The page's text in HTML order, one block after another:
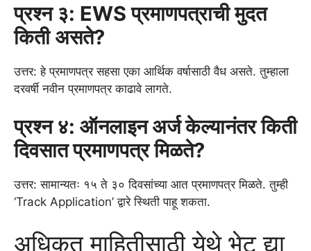
प्रश्न ३: EWS प्रमाणपत्राची मुदत
किती असते?
उत्तर: हे प्रमाणपत्र सहसा एका आर्थिक वर्षासाठी वैध असते. तुम्हाला
दरवर्षी नवीन प्रमाणपत्र काढावे लागते.
प्रश्न ४: ऑनलाइन अर्ज केल्यानंतर किती
दिवसात प्रमाणपत्र मिळते?
उत्तर: सामान्यतः १५ ते ३० दिवसांच्या आत प्रमाणपत्र मिळते. तुम्ही
‘Track Application’ द्वारे स्थिती पाहू शकता.
अधिकृत माहितीसाठी येथे भेट द्या